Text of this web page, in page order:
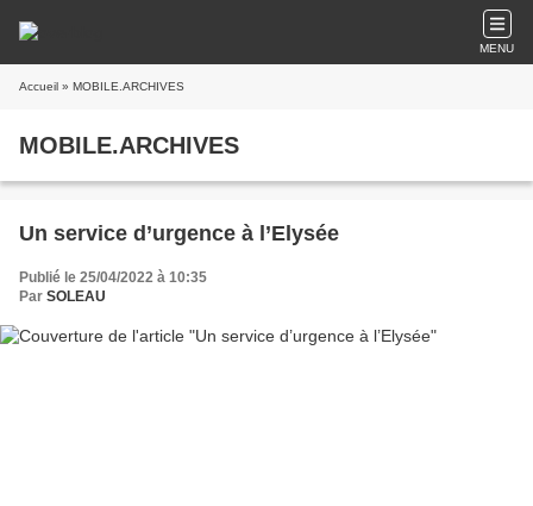
MENU
Accueil » MOBILE.ARCHIVES
MOBILE.ARCHIVES
Un service d’urgence à l’Elysée
Publié le 25/04/2022 à 10:35
Par SOLEAU